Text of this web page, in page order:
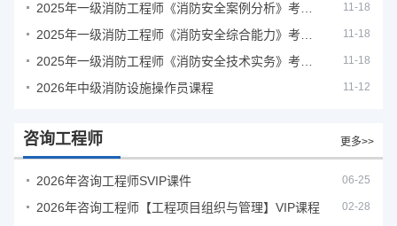
11-18
11-18
11-18
2026年中级消防设施操作员课程 11-12
咨询工程师 更多>>
2026年咨询工程师SVIP课件 06-25
2026年咨询工程师【工程项目组织与管理】VIP课程 02-28